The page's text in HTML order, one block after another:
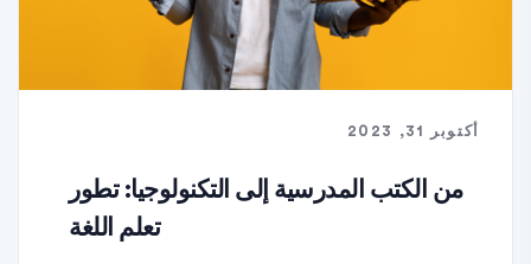
أكتوبر 31, 2023
من الكتب المدرسية إلى التكنولوجيا: تطور
تعلم اللغة